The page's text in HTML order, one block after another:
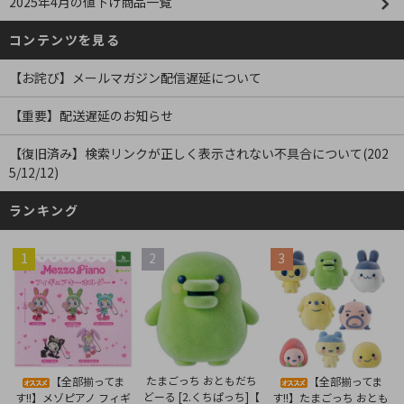
コンテンツを見る
【お詫び】メールマガジン配信遅延について
【重要】配送遅延のお知らせ
【復旧済み】検索リンクが正しく表示されない不具合について(202
5/12/12)
ランキング
1
【全部揃ってま
す!!】メゾピアノ フィギ
2
たまごっち おともだち
どーる [2.くちぱっち]【
3
【全部揃ってま
す!!】たまごっち おとも